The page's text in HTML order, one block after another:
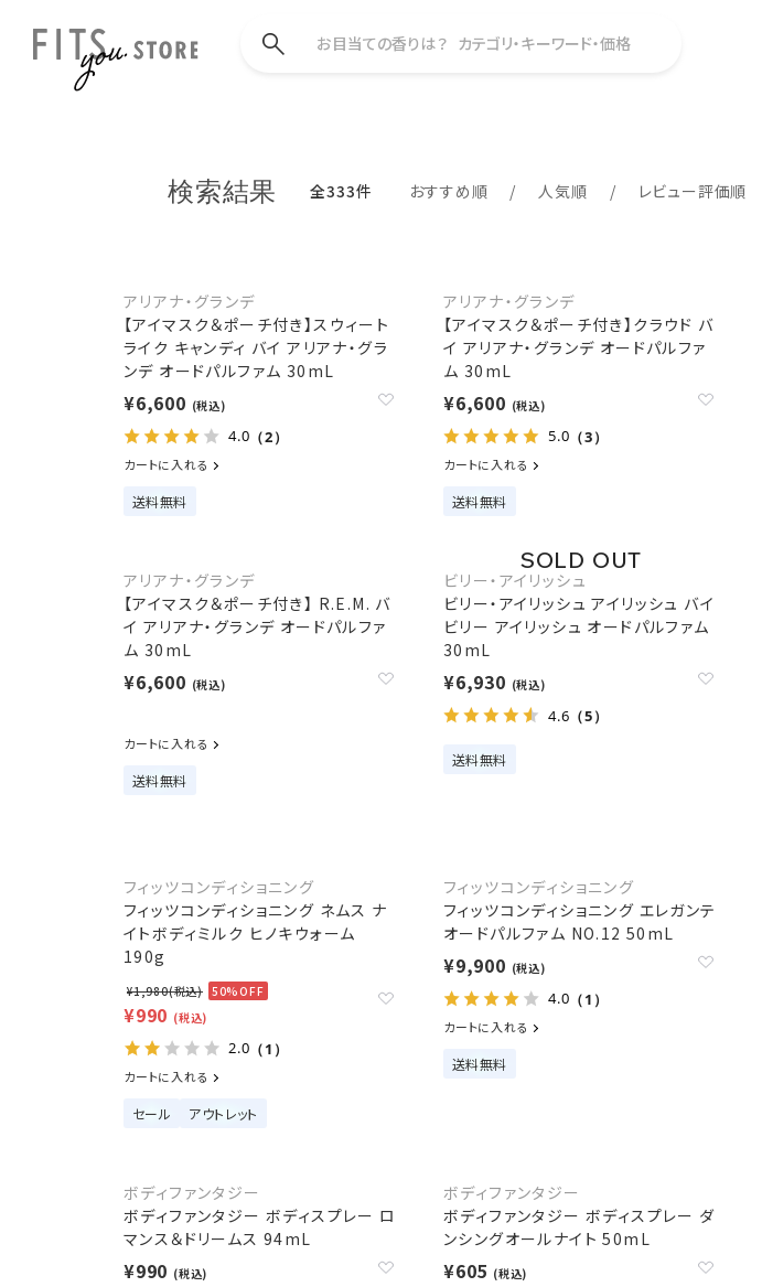
お目当ての香りは？ カテゴリ・キーワード・価格
検索結果 全333件 おすすめ順 人気順 レビュー評価順
アリアナ・グランデ
【アイマスク＆ポーチ付き】スウィート
ライク キャンディ バイ アリアナ・グラ
ンデ オードパルファム 30mL
¥6,600 (税込)
4.0 （2）
カートに入れる
送料無料
アリアナ・グランデ
【アイマスク＆ポーチ付き】クラウド バ
イ アリアナ・グランデ オードパルファ
ム 30mL
¥6,600 (税込)
5.0 （3）
カートに入れる
送料無料
アリアナ・グランデ
【アイマスク＆ポーチ付き】 R.E.M. バ
イ アリアナ・グランデ オードパルファ
ム 30mL
¥6,600 (税込)
カートに入れる
送料無料
ビリー・アイリッシュ
ビリー・アイリッシュ アイリッシュ バイ
ビリー アイリッシュ オードパルファム
30mL
¥6,930 (税込)
4.6 （5）
送料無料
フィッツコンディショニング
フィッツコンディショニング ネムス ナ
イトボディミルク ヒノキウォーム
190g
¥1,980(税込) 50%OFF
¥990 (税込)
2.0 （1）
カートに入れる
セール アウトレット
フィッツコンディショニング
フィッツコンディショニング エレガンテ
オードパルファム NO.12 50mL
¥9,900 (税込)
4.0 （1）
カートに入れる
送料無料
ボディファンタジー
ボディファンタジー ボディスプレー ロ
マンス＆ドリームス 94mL
¥990 (税込)
ボディファンタジー
ボディファンタジー ボディスプレー ダ
ンシングオールナイト 50mL
¥605 (税込)